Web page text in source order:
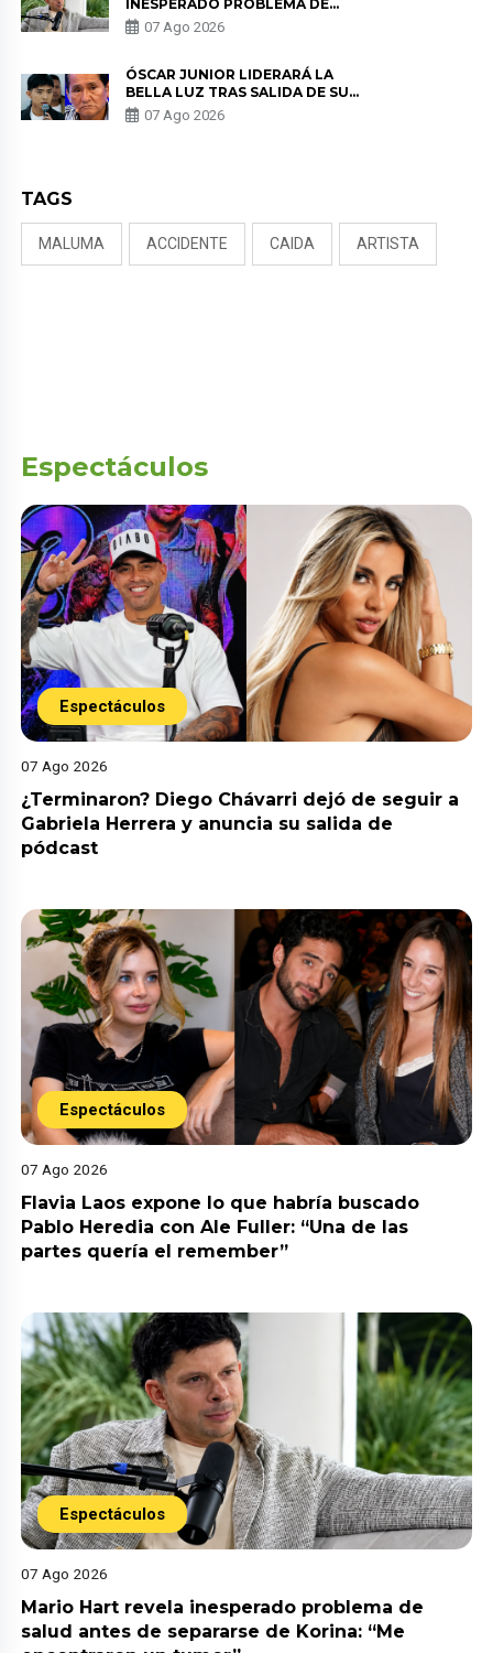
INESPERADO PROBLEMA DE
SALUD ANTES DE SEPARARSE DE
KORINA: “ME ENCONTRARON UN
07 Ago 2026
ÓSCAR JUNIOR LIDERARÁ LA
BELLA LUZ TRAS SALIDA DE SU
PADRE POR POLÉMICA CON
NALDY SALDAÑA
07 Ago 2026
TAGS
MALUMA ACCIDENTE CAIDA ARTISTA
Espectáculos
Espectáculos
07 Ago 2026
¿Terminaron? Diego Chávarri dejó de seguir a
Gabriela Herrera y anuncia su salida de
pódcast
Espectáculos
07 Ago 2026
Flavia Laos expone lo que habría buscado
Pablo Heredia con Ale Fuller: “Una de las
partes quería el remember”
Espectáculos
07 Ago 2026
Mario Hart revela inesperado problema de
salud antes de separarse de Korina: “Me